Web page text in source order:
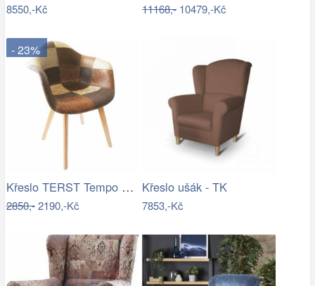
8550,-Kč 11168,-10479,-Kč
- 23%
Křeslo TERST Tempo Kondela
2850,-2190,-Kč
Křeslo ušák - TK
7853,-Kč